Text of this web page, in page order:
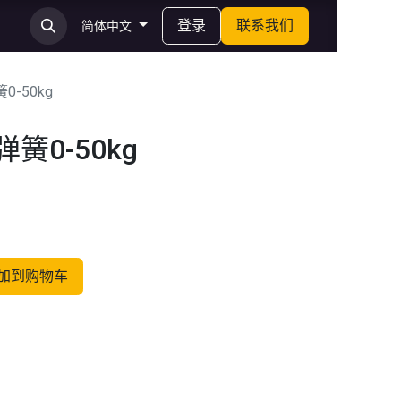
简体中文 登录 联系我们
0-50kg
簧0-50kg
到购物车